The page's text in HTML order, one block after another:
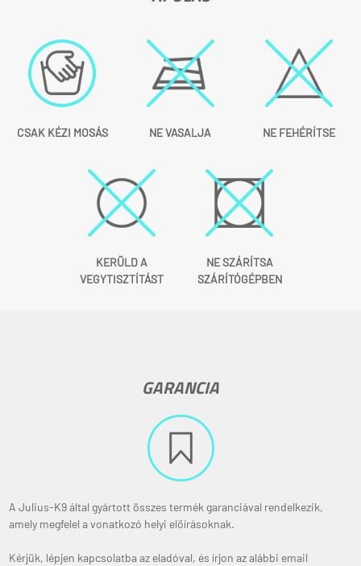
CSAK KÉZI MOSÁS NE VASALJA NE FEHÉRÍTSE
KERÜLD A
VEGYTISZTÍTÁST
NE SZÁRÍTSA
SZÁRÍTÓGÉPBEN
GARANCIA
A Julius-K9 által gyártott összes termék garanciával rendelkezik,
amely megfelel a vonatkozó helyi előírásoknak.
Kérjük, lépjen kapcsolatba az eladóval, és írjon az alábbi email